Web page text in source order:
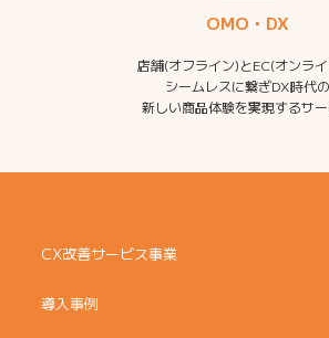
OMO・DX
店舗(オフライン)とEC(オンラ
シームレスに繋ぎDX時代の
新しい商品体験を実現するサ
CX改善サービス事業
導入事例